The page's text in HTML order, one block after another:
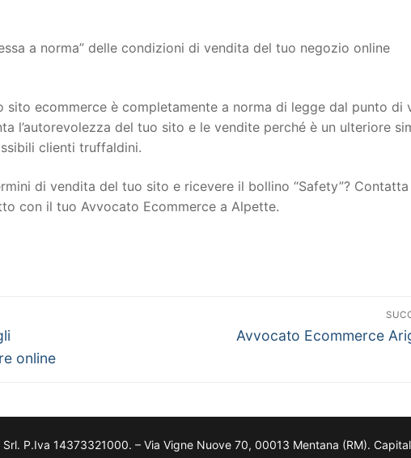
a norma” delle condizioni di vendita del tuo negozio online
ecommerce è completamente a norma di legge dal punto di
l’autorevolezza del tuo sito e le vendite perché è un ulteriore
clienti truffaldini.
di vendita del tuo sito e ricevere il bollino “Safety”? Contatta
con il tuo Avvocato Ecommerce a Alpette.
online
Avvocato Ecommerce
P.Iva 14373321000. – Via Vigne Nuove 70, 00013 Mentana (RM).